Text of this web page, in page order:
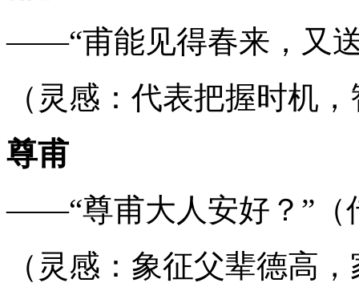
——“甫能见得春来，又
（灵感：代表把握时机
尊甫
——“尊甫大人安好？”（
（灵感：象征父辈德高